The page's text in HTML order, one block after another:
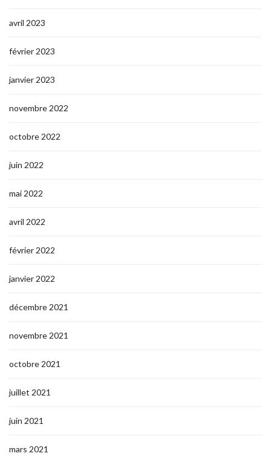
avril 2023
février 2023
janvier 2023
novembre 2022
octobre 2022
juin 2022
mai 2022
avril 2022
février 2022
janvier 2022
décembre 2021
novembre 2021
octobre 2021
juillet 2021
juin 2021
mars 2021